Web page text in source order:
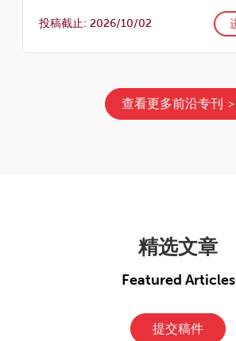
投稿截止: 2026/10/02
查看更多前沿专刊
精选文章
Featured Articles
提交稿件